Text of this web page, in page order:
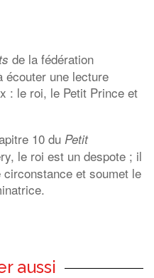
de la fédération
écouter une lecture
: le roi, le Petit Prince et
10 du Petit
le roi est un despote ; il
circonstance et soumet le
aussi